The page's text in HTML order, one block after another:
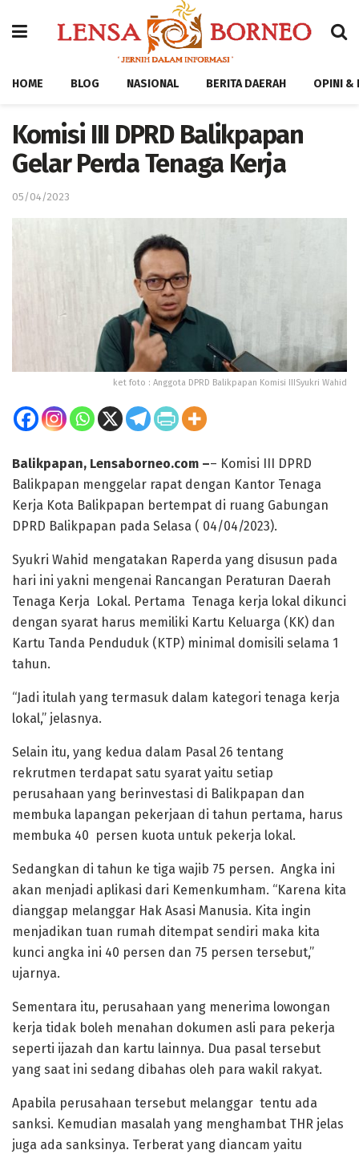
HOME BLOG NASIONAL BERITA DAERAH OPINI &
Komisi III DPRD Balikpapan
Gelar Perda Tenaga Kerja
05/04/2023
ket foto : Anggota DPRD Balikpapan Komisi IIISyukri Wahid
Balikpapan, Lensaborneo.com –– Komisi III DPRD
Balikpapan menggelar rapat dengan Kantor Tenaga
Kerja Kota Balikpapan bertempat di ruang Gabungan
DPRD Balikpapan pada Selasa ( 04/04/2023).
Syukri Wahid mengatakan Raperda yang disusun pada
hari ini yakni mengenai Rancangan Peraturan Daerah
Tenaga Kerja Lokal. Pertama Tenaga kerja lokal dikunci
dengan syarat harus memiliki Kartu Keluarga (KK) dan
Kartu Tanda Penduduk (KTP) minimal domisili selama 1
tahun.
“Jadi itulah yang termasuk dalam kategori tenaga kerja
lokal,” jelasnya.
Selain itu, yang kedua dalam Pasal 26 tentang
rekrutmen terdapat satu syarat yaitu setiap
perusahaan yang berinvestasi di Balikpapan dan
membuka lapangan pekerjaan di tahun pertama, harus
membuka 40 persen kuota untuk pekerja lokal.
Sedangkan di tahun ke tiga wajib 75 persen. Angka ini
akan menjadi aplikasi dari Kemenkumham. “Karena kita
dianggap melanggar Hak Asasi Manusia. Kita ingin
menjadikan tuan rumah ditempat sendiri maka kita
kunci angka ini 40 persen dan 75 persen tersebut,”
ujarnya.
Sementara itu, perusahaan yang menerima lowongan
kerja tidak boleh menahan dokumen asli para pekerja
seperti ijazah dan kartu lainnya. Dua pasal tersebut
yang saat ini sedang dibahas oleh para wakil rakyat.
Apabila perusahaan tersebut melanggar tentu ada
sanksi. Kemudian masalah yang menghambat THR jelas
juga ada sanksinya. Terberat yang diancam yaitu